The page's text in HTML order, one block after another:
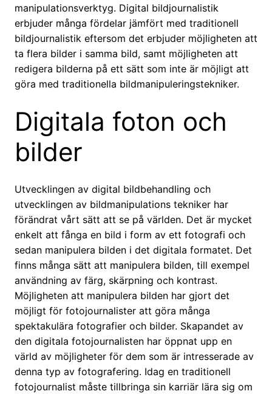
manipulationsverktyg. Digital bildjournalistik
erbjuder många fördelar jämfört med traditionell
bildjournalistik eftersom det erbjuder möjligheten att
ta flera bilder i samma bild, samt möjligheten att
redigera bilderna på ett sätt som inte är möjligt att
göra med traditionella bildmanipuleringstekniker.
Digitala foton och
bilder
Utvecklingen av digital bildbehandling och
utvecklingen av bildmanipulations tekniker har
förändrat vårt sätt att se på världen. Det är mycket
enkelt att fånga en bild i form av ett fotografi och
sedan manipulera bilden i det digitala formatet. Det
finns många sätt att manipulera bilden, till exempel
användning av färg, skärpning och kontrast.
Möjligheten att manipulera bilden har gjort det
möjligt för fotojournalister att göra många
spektakulära fotografier och bilder. Skapandet av
den digitala fotojournalisten har öppnat upp en
värld av möjligheter för dem som är intresserade av
denna typ av fotografering. Idag en traditionell
fotojournalist måste tillbringa sin karriär lära sig om